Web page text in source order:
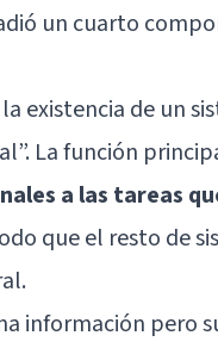
un cuarto
existencia de un
La función
a las tareas
que el resto de
información pero